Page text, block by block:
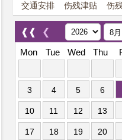
交通安排 伤残津贴 伤
❰❰ ❮
Mon
Tue Wed Thu
3 4 5 6
10 11 12 13
17 18 19 20